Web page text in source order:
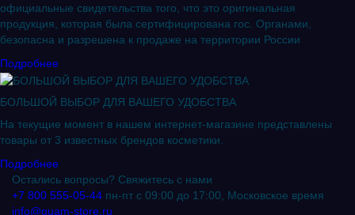
официальные свидетельства того, что это оригинальная
продукция, которая была сертифицирована гос. Органами,
безопасна и разрешена к продаже на территории России
Подробнее
БОЛЬШОЙ ВЫБОР ДЛЯ ВАШЕГО УДОБСТВА
На текущие момент в нашем интернет-магазине представлены
товары от 3 известных брендов косметики.
Подробнее
Остались вопросы? Свяжитесь с нами
+7 800 555-05-44 пн-пт с 09:00 до 17:00, Московское время
info@guam-store.ru